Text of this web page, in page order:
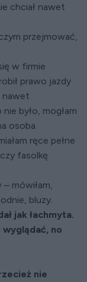
chciał nawet
przejmować,
w firmie
prawo jazdy
nawet
było, mogłam
osoba
ręce pełne
fasolkę
mówiłam,
bluzy.
jak łachmyta.
no
nie